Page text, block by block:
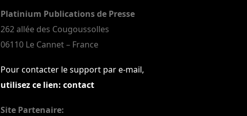
Platinium Publications de Presse
262 allée des Cougoussolles
06110 Le Cannet – France
Pour contacter le support par e-mail,
utilisez ce lien: contact
Site Partenaire: